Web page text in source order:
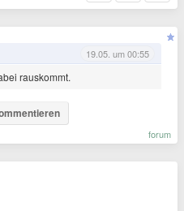
19.05. um 00:55
rauskommt.
forum